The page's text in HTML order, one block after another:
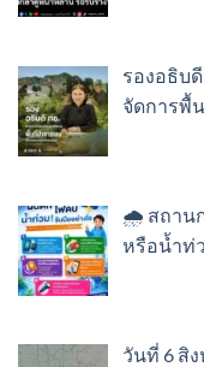
รองอธิบ
จัดการพื้
🌧️ สถาน
หรือน้ำท่
วันที่ 6 สิ